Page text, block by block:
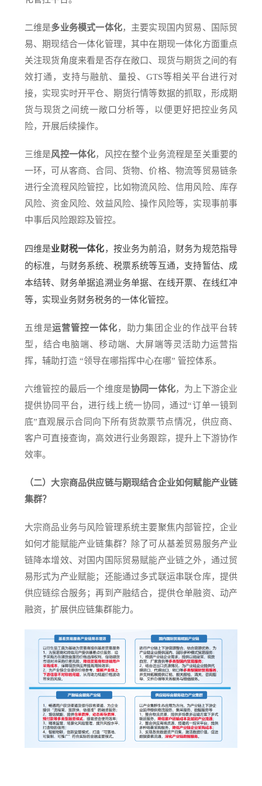
二维是多业务模式一体化，主要实现国内贸易、国际贸
易、期现结合一体化管理，其中在期现一体化方面重点
关注现货角度来看是否存在敞口、现货与期货之间的有
效打通，支持与融航、量投、GTS等相关平台进行对
接，实现实时开平仓、期货行情等数据的抓取，形成期
货与现货之间统一敞口分析等，以便更好把控业务风
险，开展后续操作。
三维是风控一体化，风控在整个业务流程是至关重要的
一环，可从客商、合同、货物、价格、物流等贸易链条
进行全流程风险管控，比如物流风险、信用风险、库存
风险、资金风险、效益风险、操作风险等，实现事前事
中事后风险跟踪及管控。
四维是业财税一体化，按业务为前沿，财务为规范指导
的标准，与财务系统、税票系统等互通，支持暂估、成
本结转、财务单据追溯业务单据、在线开票、在线红冲
等，实现业务财务税务的一体化管控。
五维是运营管控一体化，助力集团企业的作战平台转
型，结合电脑端、移动端、大屏端等灵活助力运营指
挥，辅助打造 “领导在哪指挥中心在哪” 管控体系。
六维管控的最后一个维度是协同一体化，为上下游企业
提供协同平台，进行线上统一协同，通过“订单一镜到
底”直观展示合同向下所有货款票节点情况，供应商、
客户可直接查询，高效进行业务跟踪，提升上下游协作
效率。
（二）大宗商品供应链与期现结合企业如何赋能产业链
集群？
大宗商品业务与风险管理系统主要聚焦内部管控，企业
如何才能赋能产业链集群？除了可从基差贸易服务产业
链降本增效、对国内国际贸易赋能产业链之外，通过贸
易形式为产业赋能；还能通过多式联运串联仓库，提供
供应链综合服务；再到产融结合，提供仓单融资、动产
融资，扩展供应链集群能力。